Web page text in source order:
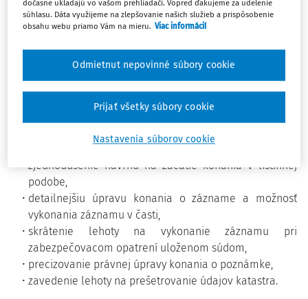
Kľúčovou zmenou je zavedenie povinnej
autentifikácie/registrácie pri prístupe k vybraným údajom
autentifikácie budú môcť byť využité aj orgánmi činnými v
trestnom konaní. Novela tak reaguje na požiadavky GDPR
a posilňuje ochranu súkromia oprávnených osôb.
Návrh zákona zároveň prináša viaceré legislatívno-
technické úpravy a novinky v katastrálnych konaniach:
zjednodušenie návrhu na začatie konania v listinnej
podobe,
detailnejšiu úpravu konania o zázname a možnosť
vykonania záznamu v časti,
skrátenie lehoty na vykonanie záznamu pri
zabezpečovacom opatrení uloženom súdom,
precizovanie právnej úpravy konania o poznámke,
zavedenie lehoty na prešetrovanie údajov katastra.
dočasne ukladajú vo vašom prehliadači. Vopred ďakujeme za udelenie
súhlasu. Dáta využijeme na zlepšovanie našich služieb a prispôsobenie
obsahu webu priamo Vám na mieru. Viac informácií
Nastavenia súborov cookie
Odmietnut nepovinné súbory cookie
Prijať všetky súbory cookie